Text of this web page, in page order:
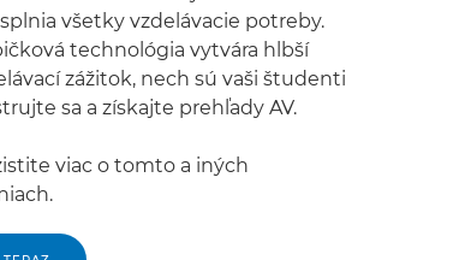
všetky vzdelávacie potreby.
technológia vytvára hlbší
zážitok, nech sú vaši študenti
sa a získajte prehľady AV.
viac o tomto a iných